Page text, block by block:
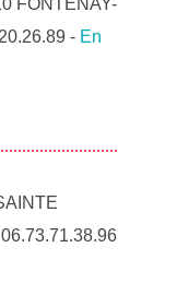
FONTENAY-
- En